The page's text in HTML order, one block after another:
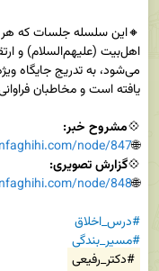
💠مشروح خبر:
🌐
node/847
💠گزارش تصویری:
🌐
node/848
#درس_اخلاق
#مسیر_بندگی
#دکتر_رفیعی